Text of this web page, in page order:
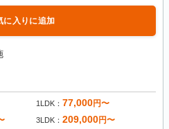
に入りに追加
1LDK 77,000円〜
3LDK 209,000円〜